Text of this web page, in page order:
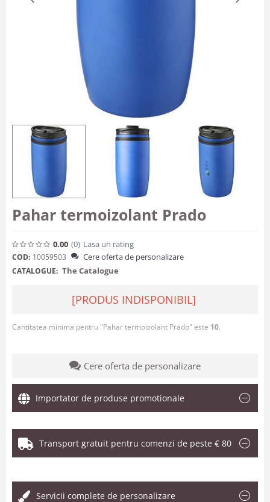
Pahar termoizolant Prado
0.00 (0) Lasa un rating
COD: 10059503 Cere oferta de personalizare
CATALOGUE: The Catalogue
[PRODUS INDISPONIBIL]
Cantitatea minima pentru "Pahar termoizolant Prado" este 10.
Cere oferta de personalizare
Importator de produse promotionale
Transport gratuit pentru comenzi de peste € 80
Servicii complete de personalizare